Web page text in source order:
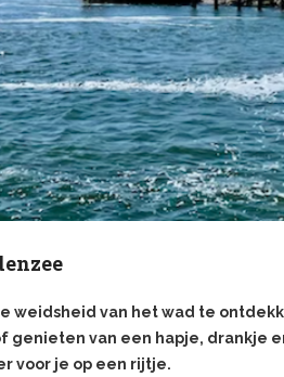
weidsheid van het wad te
genieten van een hapje, drankje
voor je op een rijtje.